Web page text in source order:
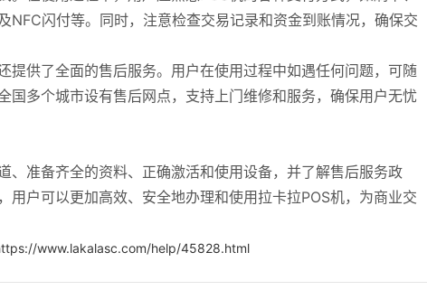
NFC闪付等。同时，注意检查交易记录和资金到账情况，确保交
提供了全面的售后服务。用户在使用过程中如遇任何问题，可随
国多个城市设有售后网点，支持上门维修和服务，确保用户无忧
、准备齐全的资料、正确激活和使用设备，并了解售后服务政
用户可以更加高效、安全地办理和使用拉卡拉POS机，为商业交
www.lakalasc.com/help/45828.html